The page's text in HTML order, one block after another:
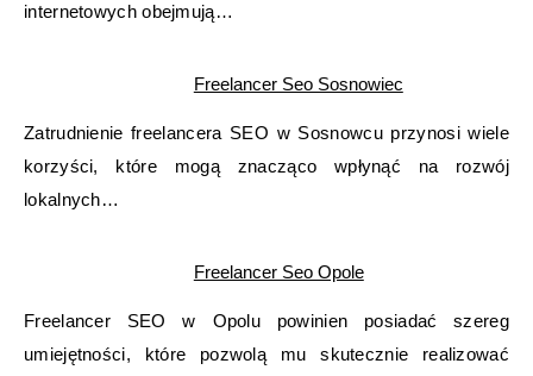
internetowych obejmują…
Freelancer Seo Sosnowiec
Zatrudnienie freelancera SEO w Sosnowcu przynosi wiele
korzyści, które mogą znacząco wpłynąć na rozwój
lokalnych…
Freelancer Seo Opole
Freelancer SEO w Opolu powinien posiadać szereg
umiejętności, które pozwolą mu skutecznie realizować